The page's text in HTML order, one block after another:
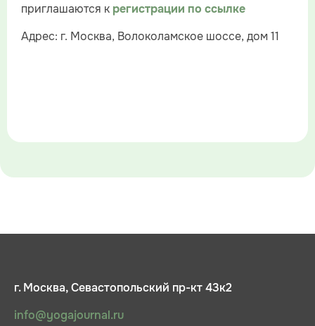
приглашаются к регистрации по ссылке
Адрес: г. Москва, Волоколамское шоссе, дом 11
г. Москва, Севастопольский пр-кт 43к2
info@yogajournal.ru